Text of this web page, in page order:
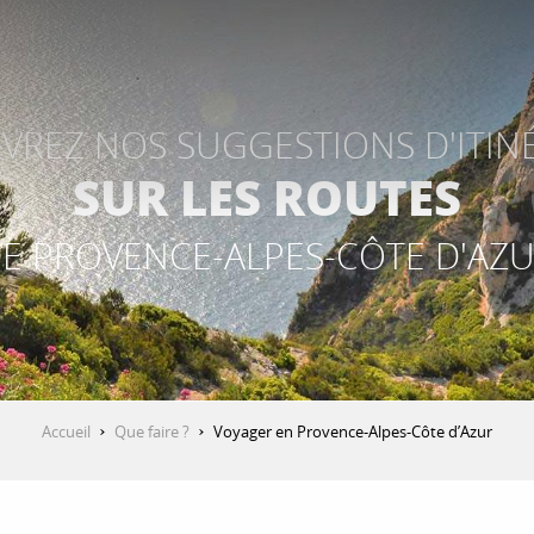
NOS SUGGESTIONS
SUR LES ROUTES
PROVENCE-ALPES-CÔTE
Accueil Que faire ? Voyager en Provence-Alpes-Côte d’Azur